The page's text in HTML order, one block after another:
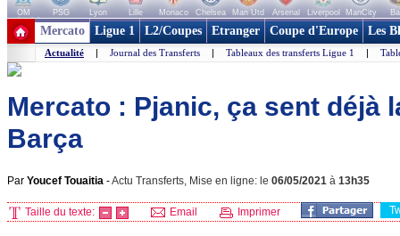
OM PSG Lyon Lille Monaco Chelsea Man Utd Arsenal Liverpool ManCity
+ de clubs
Mercato Ligue 1 L2/Coupes Etranger Coupe d'Europe Les
Actualité | Journal des Transferts | Tableaux des transferts Ligue 1 |
Mercato : Pjanic, ça sent déjà
Barça
Par Youcef Touaitia -Actu Transferts, Mise en ligne: le 06/05/2021 à 13h35
Taille du texte: Email Imprimer